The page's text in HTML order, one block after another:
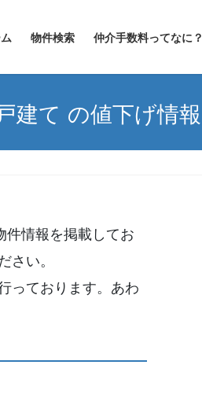
物件検索 仲介手数料ってなに？
建て の値下げ情報
情報を掲載してお
い。
っております。あわ